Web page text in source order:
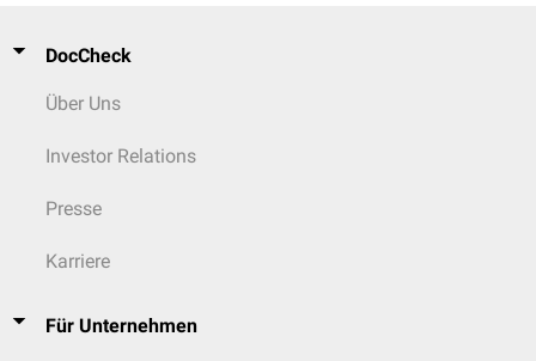
DocCheck
Über Uns
Investor Relations
Presse
Karriere
Für Unternehmen